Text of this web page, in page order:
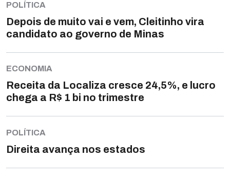
POLÍTICA
Depois de muito vai e vem, Cleitinho vira
candidato ao governo de Minas
ECONOMIA
Receita da Localiza cresce 24,5%, e lucro
chega a R$ 1 bi no trimestre
POLÍTICA
Direita avança nos estados